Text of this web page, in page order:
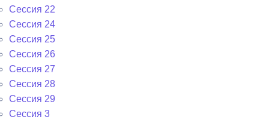
Сессия 22
Сессия 24
Сессия 25
Сессия 26
Сессия 27
Сессия 28
Сессия 29
Сессия 3